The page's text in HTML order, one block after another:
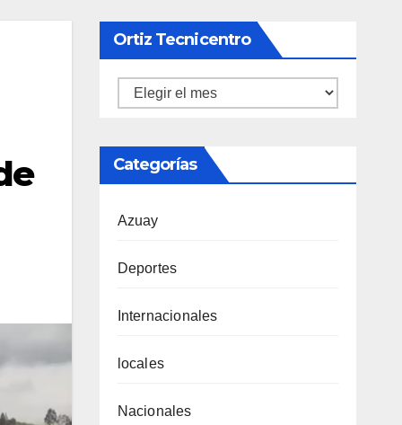
Ortiz Tecnicentro
Ortiz
Categorías
Azuay
Deportes
Internacionales
locales
Nacionales